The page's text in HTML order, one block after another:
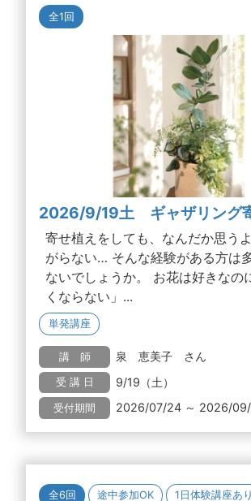
全1回
2026/9/19土 ギャザリング
寄せ植えをしても、なんだか思う
がらない… そんな経験がある方は
ないでしょうか。 お花は好きなの
くならない」...
単発講座
講 師 泉 恵美子 さん
受 講 日 9/19（土）
受付期間 2026/07/24 ～ 2026/
全6回 途中参加OK 1日体験講座あり